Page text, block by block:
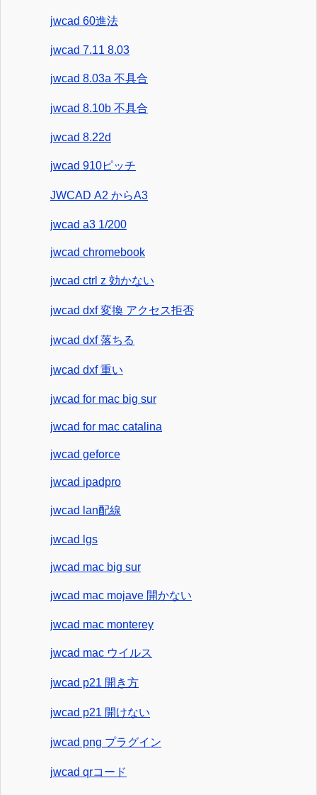
jwcad 60進法
jwcad 7.11 8.03
jwcad 8.03a 不具合
jwcad 8.10b 不具合
jwcad 8.22d
jwcad 910ピッチ
JWCAD A2 からA3
jwcad a3 1/200
jwcad chromebook
jwcad ctrl z 効かない
jwcad dxf 変換 アクセス拒否
jwcad dxf 落ちる
jwcad dxf 重い
jwcad for mac big sur
jwcad for mac catalina
jwcad geforce
jwcad ipadpro
jwcad lan配線
jwcad lgs
jwcad mac big sur
jwcad mac mojave 開かない
jwcad mac monterey
jwcad mac ウイルス
jwcad p21 開き方
jwcad p21 開けない
jwcad png プラグイン
jwcad qrコード